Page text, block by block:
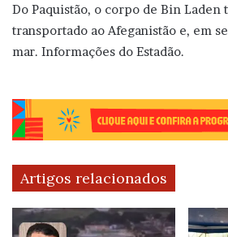
Do Paquistão, o corpo de Bin Laden
transportado ao Afeganistão e, em
mar. Informações do Estadão.
Artigos relacionados